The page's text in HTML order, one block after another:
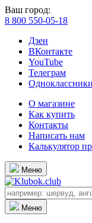
Ваш город:
8 800 550-05-18
Дзен
ВКонтакте
YouTube
Телеграм
Одноклассники
О магазине
Как купить
Контакты
Написать нам
Калькулятор
Меню
Меню